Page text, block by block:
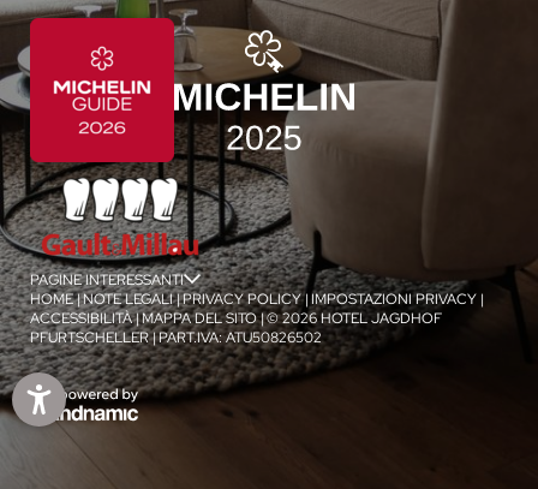
jSPA
1/4
PAGINE INTERESSANTI
HOME|NOTE LEGALI|PRIVACY POLICY|IMPOSTAZIONI PRIVACY |
ACCESSIBILITÀ|MAPPA DEL SITO|© 2026 HOTEL JAGDHOF
PFURTSCHELLER|PART.IVA: ATU50826502